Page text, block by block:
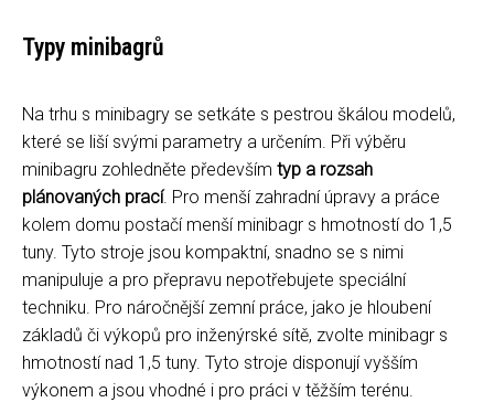
Typy minibagrů
Na trhu s minibagry se setkáte s pestrou škálou modelů,
které se liší svými parametry a určením. Při výběru
minibagru zohledněte především typ a rozsah
plánovaných prací. Pro menší zahradní úpravy a práce
kolem domu postačí menší minibagr s hmotností do 1,5
tuny. Tyto stroje jsou kompaktní, snadno se s nimi
manipuluje a pro přepravu nepotřebujete speciální
techniku. Pro náročnější zemní práce, jako je hloubení
základů či výkopů pro inženýrské sítě, zvolte minibagr s
hmotností nad 1,5 tuny. Tyto stroje disponují vyšším
výkonem a jsou vhodné i pro práci v těžším terénu.